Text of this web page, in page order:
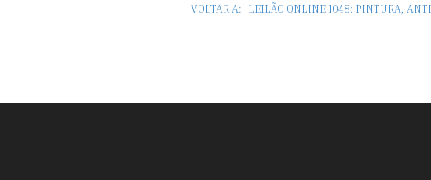
VOLTAR A: LEILÃO ONLINE 1048: PINTURA,